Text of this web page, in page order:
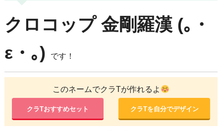
クロコップ金剛羅漢 (｡・
ε・｡)
です！
このネームでクラTが作れるよ
クラTおすすめセット クラTを自分でデザイン